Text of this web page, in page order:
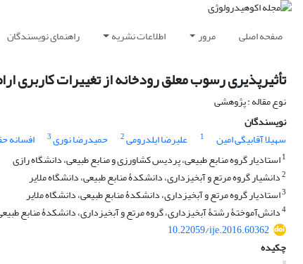
صفحه اصلی مرور اطلاعات نشریه راهنمای نویسندگان
تأثیرپذیری رسوب معلق رودخانه از تغییرات کاربری
نوع مقاله : پژوهشی
نویسندگان
سهیلا آقابیگی امین
1 علیرضا ایلدرومی2 حمیدرضا نوری3 افسانه
1استادیار گروه منابع طبیعی، پردیس کشاورزی و منابع طبیعی، دانشگاه رازی
2دانشیار گروه مرتع و آبخیزداری، دانشکدۀ منابع طبیعی، دانشگاه ملایر
3استادیار گروه مرتع و آبخیزداری، دانشکدۀ منابع طبیعی، دانشگاه ملایر
4دانش‌آموختۀ رشتۀ آبخیزداری، گروه مرتع و آبخیزداری، دانشکدۀ منابع
10.22059/ije.2016.60362
چکیده